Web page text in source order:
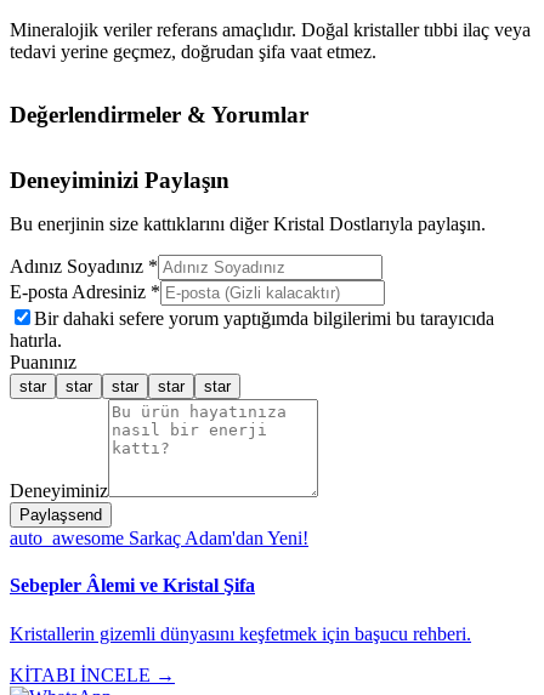
Mineralojik veriler referans amaçlıdır. Doğal kristaller tıbbi ilaç veya
tedavi yerine geçmez, doğrudan şifa vaat etmez.
Değerlendirmeler & Yorumlar
Deneyiminizi Paylaşın
Bu enerjinin size kattıklarını diğer Kristal Dostlarıyla paylaşın.
Adınız Soyadınız *
E-posta Adresiniz *
Bir dahaki sefere yorum yaptığımda bilgilerimi bu tarayıcıda
hatırla.
Puanınız
star star star star star
Deneyiminiz
Paylaşsend
auto_awesome Sarkaç Adam'dan Yeni!
Sebepler Âlemi ve Kristal Şifa
Kristallerin gizemli dünyasını keşfetmek için başucu rehberi.
KİTABI İNCELE →